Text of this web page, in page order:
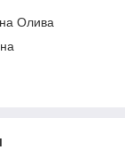
Олива